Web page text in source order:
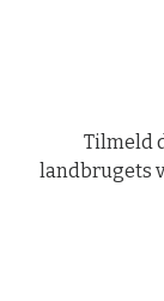
Tilmeld
landbrugets